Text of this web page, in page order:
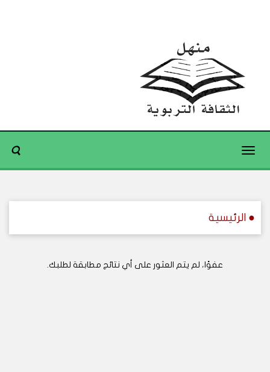
Toggle
● الرئيسية
عفوًا، لم يتم العثور على أي نتائج مطابقة لطلبك.